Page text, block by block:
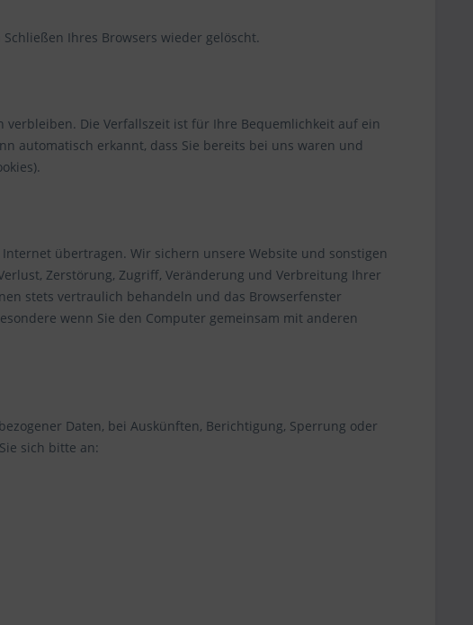
Ihres Browsers wieder gelöscht.
verbleiben. Die Verfallszeit ist für Ihre Bequemlichkeit auf ein
automatisch erkannt, dass Sie bereits bei uns waren und
übertragen. Wir sichern unsere Website und sonstigen
Zerstörung, Zugriff, Veränderung und Verbreitung Ihrer
stets vertraulich behandeln und das Browserfenster
wenn Sie den Computer gemeinsam mit anderen
Daten, bei Auskünften, Berichtigung, Sperrung oder
sich bitte an: